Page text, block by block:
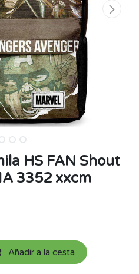
HS FAN Shout
3352 xxcm
Añadir a la cesta